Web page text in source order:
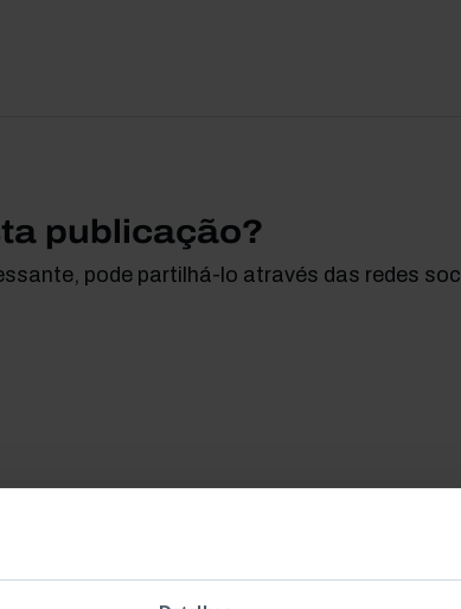
publicação?
pode partilhá-lo através das redes